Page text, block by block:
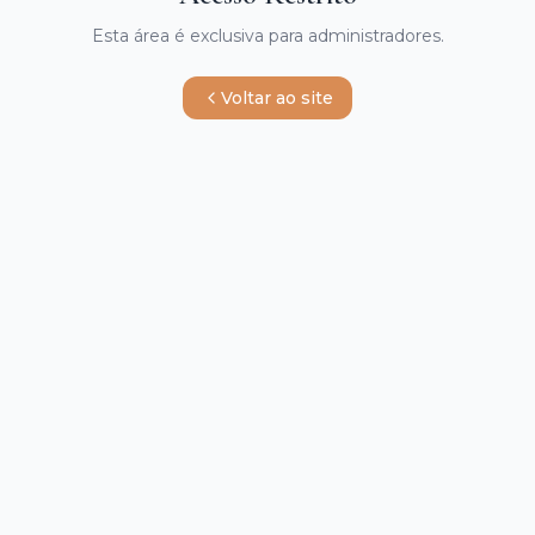
Esta área é exclusiva para administradores.
Voltar ao site